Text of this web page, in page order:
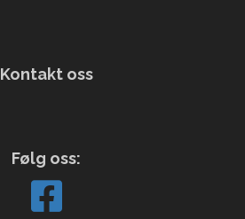
Kontakt oss
Følg oss: